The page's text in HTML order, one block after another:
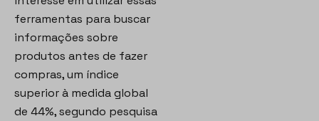
ferramentas para buscar
informações sobre
produtos antes de fazer
compras, um índice
superior à medida global
de 44%, segundo pesquisa